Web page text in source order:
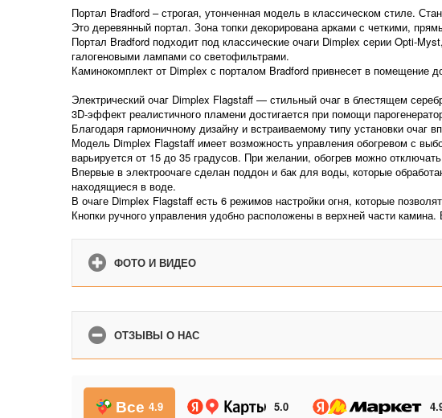
Портал Bradford – строгая, утонченная модель в классическом стиле.
Это деревянный портал. Зона топки декорирована арками с четкими,
Портал Bradford подходит под классические очаги Dimplex серии Opti-
галогеновыми лампами со светофильтрами.
Каминокомплект от Dimplex с порталом Bradford привнесет в
Электрический очаг Dimplex Flagstaff — стильный очаг в блестящем
3D-эффект реалистичного пламени достигается при помощи
Благодаря гармоничному дизайну и встраиваемому типу установки очаг
Модель Dimplex Flagstaff имеет возможность управления обогревом с
варьируется от 15 до 35 градусов. При желании, обогрев можно
Впервые в электроочаге сделан поддон и бак для воды, которые
находящиеся в воде.
В очаге Dimplex Flagstaff есть 6 режимов настройки огня, которые
Кнопки ручного управления удобно расположены в верхней части
ФОТО И ВИДЕО
ОТЗЫВЫ О НАС
Все 4.9 5.0